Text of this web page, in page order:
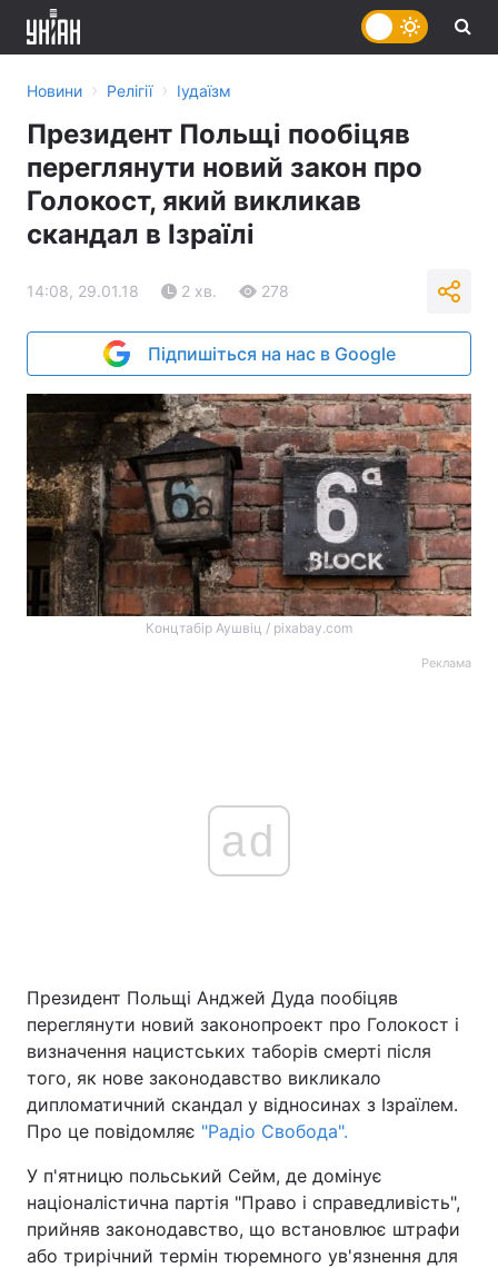
Головна Війна
Україна Політика
Економіка Світ
Спорт Наука
Новини › Релігії › Іудаїзм
Президент Польщі пообіцяв
переглянути новий закон про
Голокост, який викликав
скандал в Ізраїлі
14:08, 29.01.18 2 хв. 278
Підпишіться на нас в Google
Концтабір Аушвіц / pixabay.com
Реклама
ad
Президент Польщі Анджей Дуда пообіцяв
переглянути новий законопроект про Голокост і
визначення нацистських таборів смерті після
того, як нове законодавство викликало
дипломатичний скандал у відносинах з Ізраїлем.
Про це повідомляє "Радіо Свобода".
У п'ятницю польський Сейм, де домінує
націоналістична партія "Право і справедливість",
прийняв законодавство, що встановлює штрафи
або трирічний термін тюремного ув'язнення для